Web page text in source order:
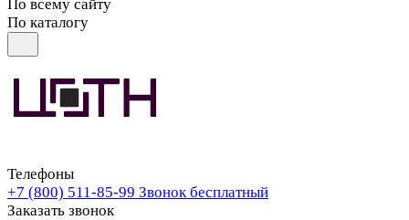
По всему сайту
По каталогу
Телефоны
+7 (800) 511-85-99 Звонок бесплатный
Заказать звонок